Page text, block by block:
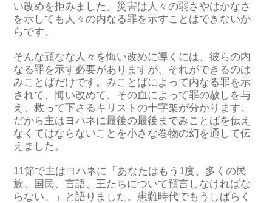
い改めを拒みました。 災害は人々の弱さやはかなさ
を示しても人々の内なる罪を示すことはできないか
らです。
そんな頑なな人々を悔い改めに導 くには、彼らの内
なる罪を示す必要がありますが、それができるのは
みことばだけです。みことばによって内なる罪を示
されて、悔い改めて、その血によって罪の赦しを与
え、救って下さるキ リストの十字架が分かります。
だから主はヨハネに最後の最後までみことばを伝え
なくてはならないこと を小さな巻物の幻を通して伝
えました。
11節で主はヨハネに「あなたはもう1度、多くの民
族、国民、言語、王たちについて預言しなければな
らない。」と語りました。患難時代でもうしばらく